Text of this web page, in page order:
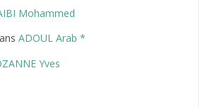
*
Mohammed
ADOUL Arab *
Yves